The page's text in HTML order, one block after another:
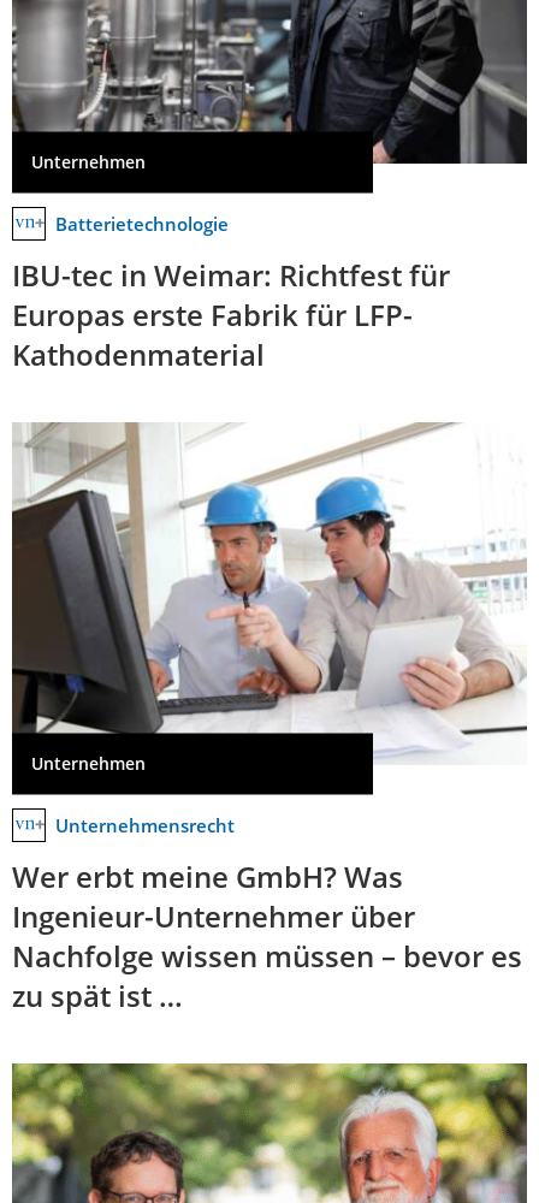
Unternehmen
Batterietechnologie
IBU-tec in Weimar: Richtfest für
Europas erste Fabrik für LFP-
Kathodenmaterial
Unternehmen
Unternehmensrecht
Wer erbt meine GmbH? Was
Ingenieur-Unternehmer über
Nachfolge wissen müssen – bevor es
zu spät ist …